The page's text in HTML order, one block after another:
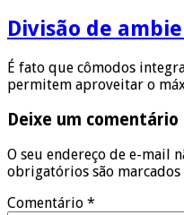
Divisão de
É fato que cômodos
permitem aproveitar o
Deixe um comentário
O seu endereço de e-mail
obrigatórios são marcados
Comentário *